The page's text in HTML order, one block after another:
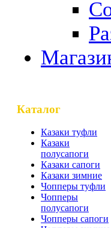
Каталог
Казаки туфли
Казаки
полусапоги
Казаки сапоги
Казаки зимние
Чопперы туфли
Чопперы
полусапоги
Чопперы сапоги